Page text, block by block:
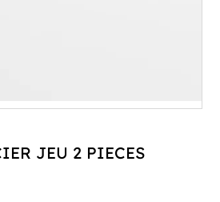
JEU 2 PIECES